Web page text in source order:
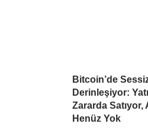
Bitcoin’de
Derinleşiyor:
Zararda Satıyor,
Henüz Yok